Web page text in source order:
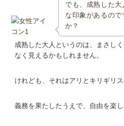
でも、成熟した
な印象があるの
か？
成熟した大人というのは、まさし
なく見えるかもしれません。
けれども、それはアリとキリギリス
義務を果たしたうえで、自由を楽し